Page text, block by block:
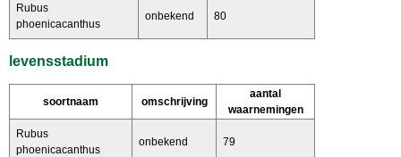
Rubus
phoenicacanthus
onbekend 80
levensstadium
soortnaam omschrijving
aantal
waarnemingen
Rubus
phoenicacanthus
onbekend 79